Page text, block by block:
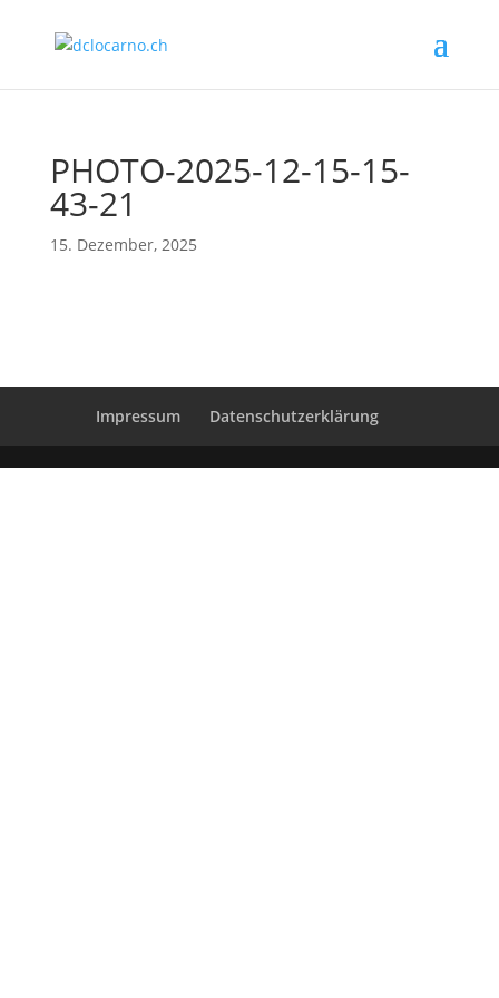
PHOTO-2025-12-15-15-
43-21
15. Dezember, 2025
Impressum Datenschutzerklärung